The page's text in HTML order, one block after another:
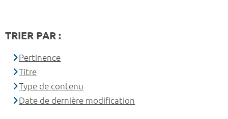
TRIER PAR :
Pertinence
Titre
Type de contenu
Date de dernière modification